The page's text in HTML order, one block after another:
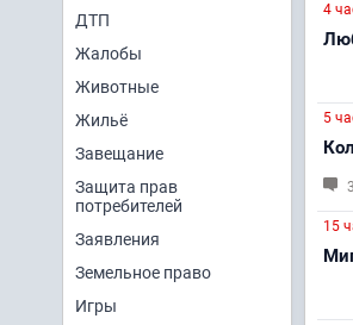
ДТП
Жалобы
Животные
Жильё
Завещание
Защита прав
потребителей
Заявления
Земельное право
Игры
4
5
15